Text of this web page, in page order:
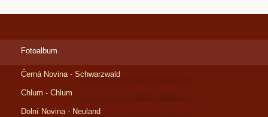
Fotoalbum
Černá Novina - Schwarzwald
Chlum - Chlum
Dolní Novina - Neuland